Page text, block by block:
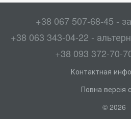
+38 067 507-68-45 -
+38 063 343-04-22 -
+38 093 372-70-
Контактная
Повна версія
© 2026